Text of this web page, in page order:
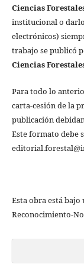
Ciencias
institucional o
electrónicos)
trabajo se publicó
Ciencias
Para todo lo
carta-cesión de la
publicación
Este formato debe
Esta obra está bajo
Reconocimiento-